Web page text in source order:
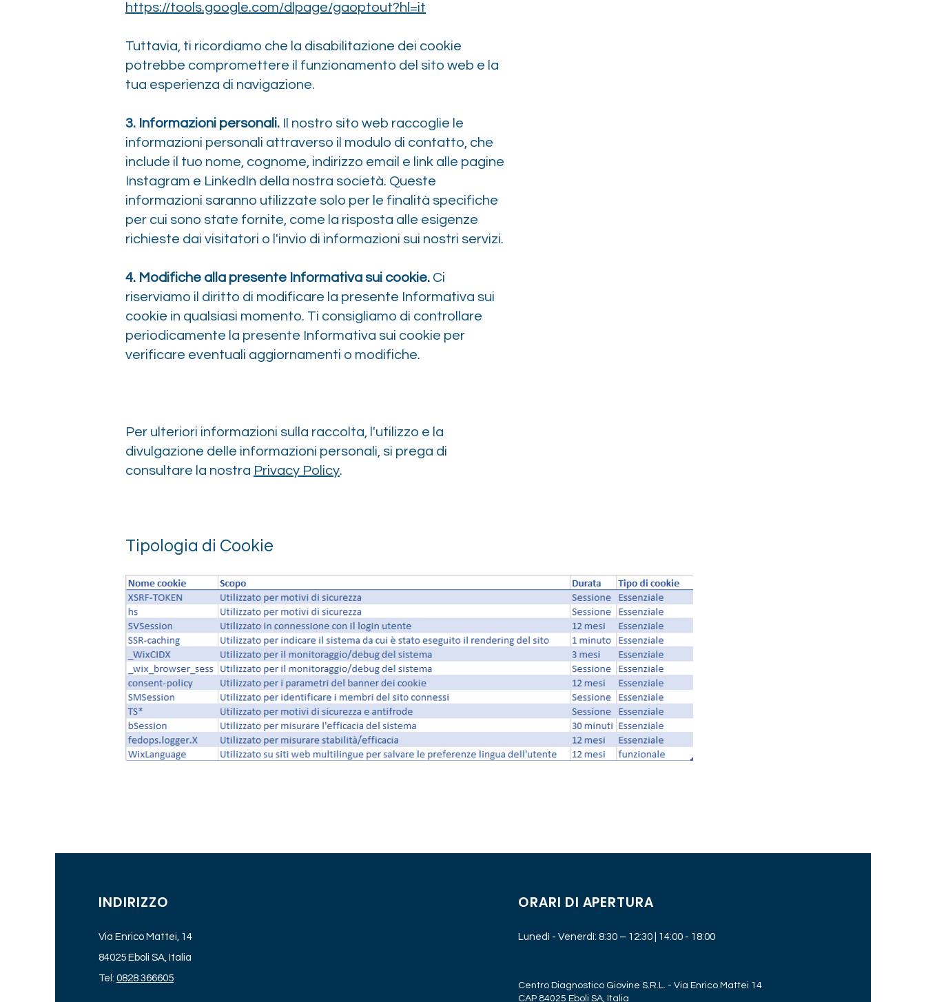
https://tools.google.com/dlpage/gaoptout?hl=it
Tuttavia, ti ricordiamo che la disabilitazione dei cookie
potrebbe compromettere il funzionamento del sito web e la
tua esperienza di navigazione.
3. Informazioni personali. Il nostro sito web raccoglie le
informazioni personali attraverso il modulo di contatto, che
include il tuo nome, cognome, indirizzo email e link alle pagine
Instagram e LinkedIn della nostra società. Queste
informazioni saranno utilizzate solo per le finalità specifiche
per cui sono state fornite, come la risposta alle esigenze
richieste dai visitatori o l'invio di informazioni sui nostri servizi.
4. Modifiche alla presente Informativa sui cookie. Ci
riserviamo il diritto di modificare la presente Informativa sui
cookie in qualsiasi momento. Ti consigliamo di controllare
periodicamente la presente Informativa sui cookie per
verificare eventuali aggiornamenti o modifiche.
Per ulteriori informazioni sulla raccolta, l'utilizzo e la
divulgazione delle informazioni personali, si prega di
consultare la nostra Privacy Policy.
Tipologia di Cookie
INDIRIZZO
Via Enrico Mattei, 14
84025 Eboli SA, Italia
Tel: 0828 366605
ORARI DI APERTURA
Lunedì - Venerdì: 8:30 – 12:30 | 14:00 - 18:00
Centro Diagnostico Giovine S.R.L. - Via Enrico Mattei 14
CAP 84025 Eboli SA, Italia